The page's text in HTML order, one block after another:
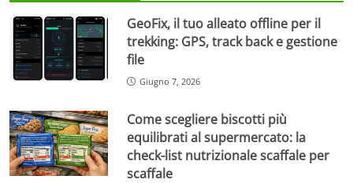
GeoFix, il tuo alleato offline per il
trekking: GPS, track back e gestione
file
Giugno 7, 2026
Come scegliere biscotti più
equilibrati al supermercato: la
check-list nutrizionale scaffale per
scaffale